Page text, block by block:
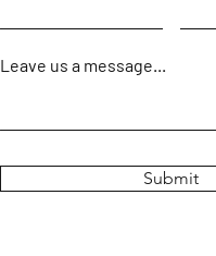
Leave us a message...
Submit